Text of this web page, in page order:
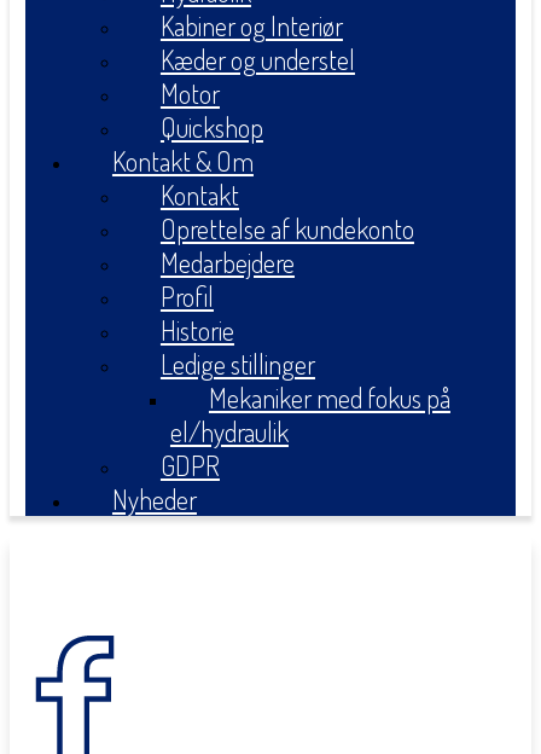
Kabiner og Interiør
Kæder og understel
Motor
Quickshop
Kontakt & Om
Kontakt
Oprettelse af kundekonto
Medarbejdere
Profil
Historie
Ledige stillinger
Mekaniker med fokus på
el/hydraulik
GDPR
Nyheder